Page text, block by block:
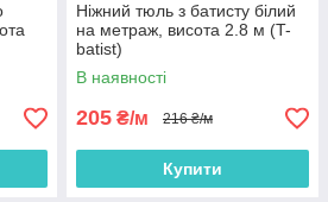
Ніжний тюль з батисту білий
на метраж, висота 2.8 м (T-
batist)
В наявності
205 ₴/м 216 ₴/м
Купити